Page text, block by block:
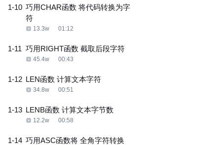
1-10 巧用CHAR函数 将代码转换为字
符
13.3w 01:12
1-11 巧用RIGHT函数 截取后段字符
45.4w 00:43
1-12 LEN函数 计算文本字符
34.8w 00:51
1-13 LENB函数 计算文本字节数
12.2w 00:58
1-14 巧用ASC函数将 全角字符转换